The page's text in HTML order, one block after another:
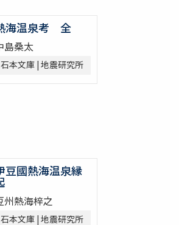
海温泉考 全
島桑太
石本文庫 | 地震研究所
豆國熱海温泉縁
州熱海梓之
石本文庫 | 地震研究所